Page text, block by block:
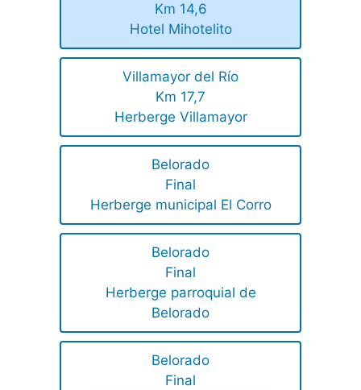
Km 14,6
Hotel Mihotelito
Villamayor del Río
Km 17,7
Herberge Villamayor
Belorado
Final
Herberge municipal El Corro
Belorado
Final
Herberge parroquial de
Belorado
Belorado
Final